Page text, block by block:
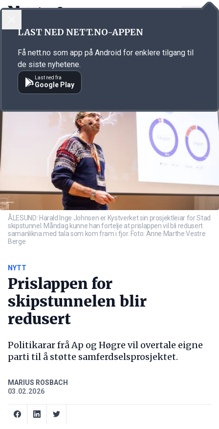
Annonsørinnhold
ÅLESUND: Harald Inge Johnsen er Kystverket sin prosjektleiar for Stad
skipstunnel. Måndag kunne han fortelje at prislappen vil bli redusert
samanlikna med tala som kom fram i fjor. Foto: Anne Marthe Vestre
Berge
NYTT
Prislappen for
skipstunnelen blir
redusert
Politikarar frå Ap og Høgre vil overtale eigne
parti til å støtte samferdselsprosjektet.
MARIUS ROSBACH
03.02.2026
LAST NED NETT.NO-APPEN
Få nett.no som app på Android for enklere tilgang til
de siste nyhetene.
Last ned fra
Google Play